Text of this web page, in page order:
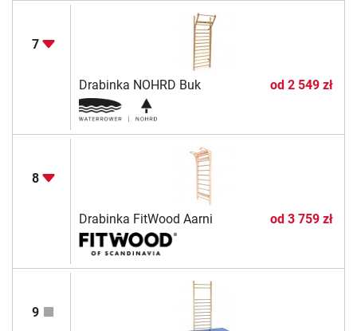
7
Drabinka NOHRD Buk od 2 549 zł
8
Drabinka FitWood Aarni od 3 759 zł
9